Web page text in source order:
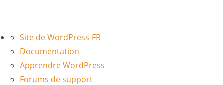
À
propos
WordPress
Site de WordPress-FR
Documentation
Apprendre WordPress
Forums de support